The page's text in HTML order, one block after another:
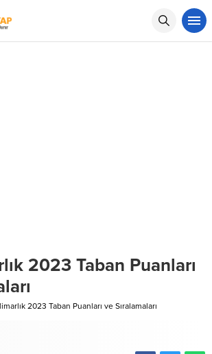
2023 Taban Puanları
2023 Taban Puanları ve Sıralamaları